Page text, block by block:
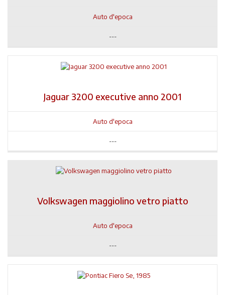
Auto d'epoca
---
Jaguar 3200 executive anno 2001
Auto d'epoca
---
Volkswagen maggiolino vetro piatto
Auto d'epoca
---